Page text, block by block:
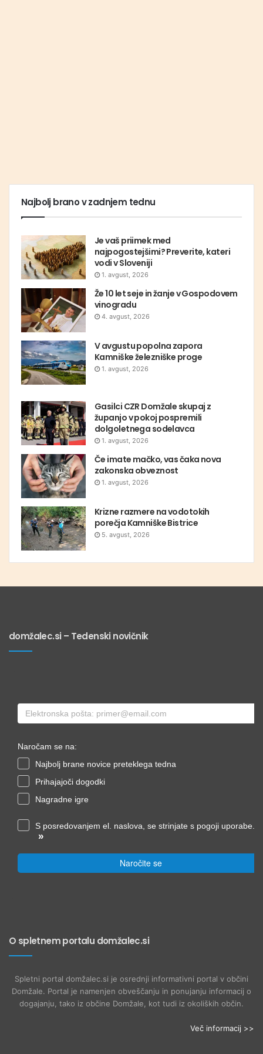
Najbolj brano v zadnjem tednu
Je vaš priimek med
najpogostejšimi? Preverite, kateri
vodi v Sloveniji
1. avgust, 2026
Že 10 let seje in žanje v Gospodovem
vinogradu
4. avgust, 2026
V avgustu popolna zapora
Kamniške železniške proge
1. avgust, 2026
Gasilci CZR Domžale skupaj z
županjo v pokoj pospremili
dolgoletnega sodelavca
1. avgust, 2026
Če imate mačko, vas čaka nova
zakonska obveznost
1. avgust, 2026
Krizne razmere na vodotokih
porečja Kamniške Bistrice
5. avgust, 2026
domžalec.si – Tedenski novičnik
Naročam se na:
Najbolj brane novice preteklega tedna
Prihajajoči dogodki
Nagradne igre
S posredovanjem el. naslova, se strinjate s pogoji uporabe.
»
Naročite se
O spletnem portalu domžalec.si
Spletni portal domžalec.si je osrednji informativni portal v občini
Domžale. Portal je namenjen obveščanju in ponujanju informacij o
dogajanju, tako iz občine Domžale, kot tudi iz okoliških občin.
Več informacij >>